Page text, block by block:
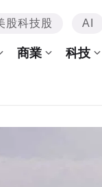
股科技股 AI
商業 科技